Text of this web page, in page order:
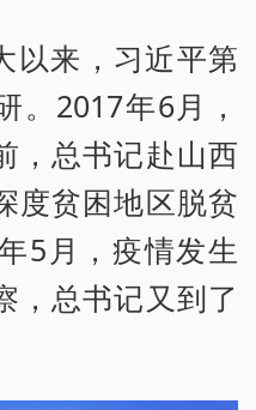
以来，习近平第
。2017年6月，
，总书记赴山西
度贫困地区脱贫
5月，疫情发生
，总书记又到了